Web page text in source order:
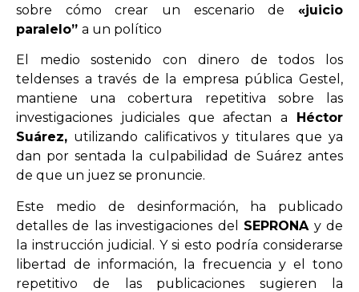
sobre cómo crear un escenario de «juicio
paralelo” a un político
El medio sostenido con dinero de todos los
teldenses a través de la empresa pública Gestel,
mantiene una cobertura repetitiva sobre las
investigaciones judiciales que afectan a
Héctor
Suárez, utilizando calificativos y titulares que ya
dan por sentada la culpabilidad de Suárez antes
de que un juez se pronuncie.
Este medio de desinformación, ha publicado
detalles de las investigaciones del SEPRONAy de
la instrucción judicial. Y si esto podría considerarse
libertad de información, la frecuencia y el tono
repetitivo de las publicaciones sugieren la